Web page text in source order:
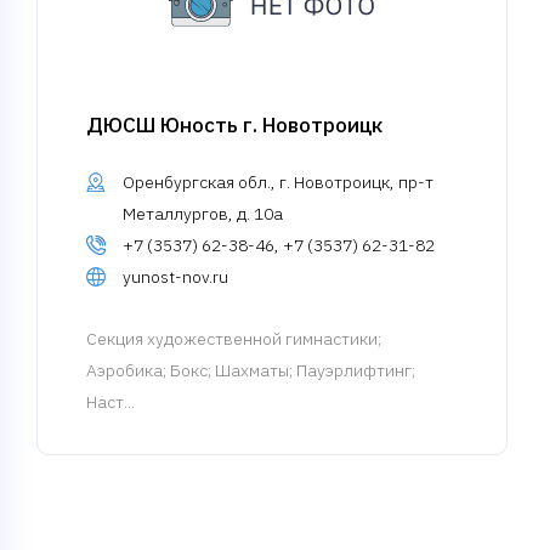
ДЮСШ Юность г. Новотроицк
Оренбургская обл., г. Новотроицк, пр-т
Металлургов, д. 10а
+7 (3537) 62-38-46, +7 (3537) 62-31-82
yunost-nov.ru
Cекция художественной гимнастики;
Аэробика; Бокс; Шахматы; Пауэрлифтинг;
Наст...